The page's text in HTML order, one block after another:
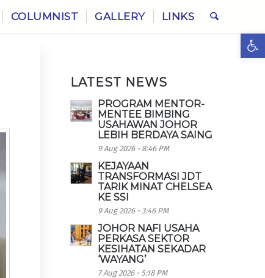
COLUMNIST GALLERY LINKS
LATEST NEWS
PROGRAM MENTOR-
MENTEE BIMBING
USAHAWAN JOHOR
LEBIH BERDAYA SAING
9 Aug 2026 - 8:46 PM
KEJAYAAN
TRANSFORMASI JDT
TARIK MINAT CHELSEA
KE SSI
9 Aug 2026 - 3:46 PM
JOHOR NAFI USAHA
PERKASA SEKTOR
KESIHATAN SEKADAR
‘WAYANG’
7 Aug 2026 - 5:18 PM